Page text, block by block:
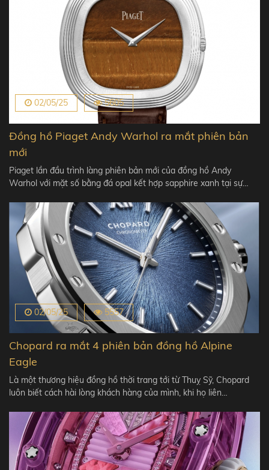
02/05/25 5605
Đồng hồ Piaget Andy Warhol ra mắt phiên bản
mới
Piaget lần đầu trình làng phiên bản mới của đồng hồ Andy
Warhol với mặt số bằng đá opal kết hợp sapphire xanh tại sự…
02/05/25 5557
Chopard ra mắt 4 phiên bản đồng hồ Alpine
Eagle
Là một thương hiệu đồng hồ thời trang tới từ Thuỵ Sỹ, Chopard
luôn biết cách hài lòng khách hàng của mình, khi họ liên…